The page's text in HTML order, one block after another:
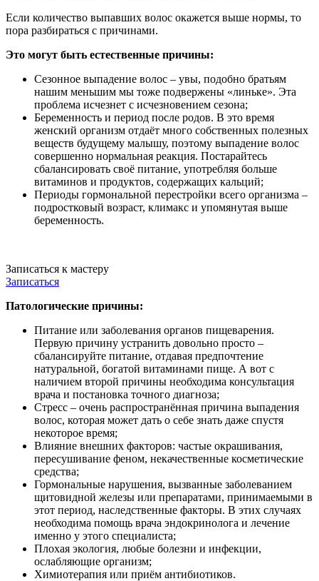
Если количество выпавших волос окажется выше нормы, то
пора разбираться с причинами.
Это могут быть естественные причины:
Сезонное выпадение волос – увы, подобно братьям
нашим меньшим мы тоже подвержены «линьке». Эта
проблема исчезнет с исчезновением сезона;
Беременность и период после родов. В это время
женский организм отдаёт много собственных полезных
веществ будущему малышу, поэтому выпадение волос
совершенно нормальная реакция. Постарайтесь
сбалансировать своё питание, употребляя больше
витаминов и продуктов, содержащих кальций;
Периоды гормональной перестройки всего организма –
подростковый возраст, климакс и упомянутая выше
беременность.
Записаться к мастеру
Записаться
Патологические причины:
Питание или заболевания органов пищеварения.
Первую причину устранить довольно просто –
сбалансируйте питание, отдавая предпочтение
натуральной, богатой витаминами пище. А вот с
наличием второй причины необходима консультация
врача и постановка точного диагноза;
Стресс – очень распространённая причина выпадения
волос, которая может дать о себе знать даже спустя
некоторое время;
Влияние внешних факторов: частые окрашивания,
пересушивание феном, некачественные косметические
средства;
Гормональные нарушения, вызванные заболеванием
щитовидной железы или препаратами, принимаемыми в
этот период, наследственные факторы. В этих случаях
необходима помощь врача эндокринолога и лечение
именно у этого специалиста;
Плохая экология, любые болезни и инфекции,
ослабляющие организм;
Химиотерапия или приём антибиотиков.